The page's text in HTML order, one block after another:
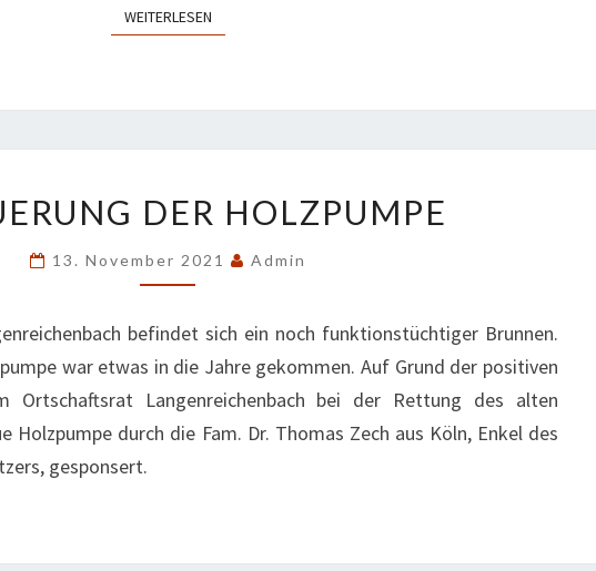
WEITERLESENWEITERLESEN
DER
HOLZPUMPE
DER HOLZPUMPE
13. November 2021 Admin
befindet sich ein noch funktionstüchtiger Brunnen.
war etwas in die Jahre gekommen. Auf Grund der positiven
Ortschaftsrat Langenreichenbach bei der Rettung des alten
Holzpumpe durch die Fam. Dr. Thomas Zech aus Köln, Enkel des
gesponsert.